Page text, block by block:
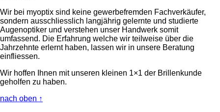
Wir bei myoptix sind keine gewerbefremden Fachverkäufer,
sondern ausschliesslich langjährig gelernte und studierte
Augenoptiker und verstehen unser Handwerk somit
umfassend. Die Erfahrung welche wir teilweise über die
Jahrzehnte erlernt haben, lassen wir in unsere Beratung
einfliessen.
Wir hoffen Ihnen mit unseren kleinen 1×1 der Brillenkunde
geholfen zu haben.
nach oben ↑